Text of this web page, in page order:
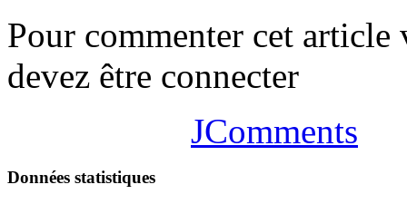
Pour commenter cet article
devez être connecter
JComments
Données statistiques